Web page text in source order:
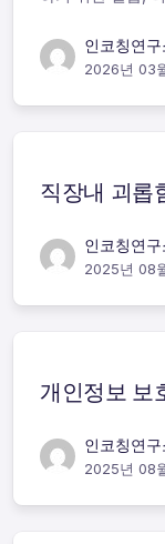
인코칭연
2026년 03
직장내 괴롭
인코칭연
2025년 08
개인정보 보
인코칭연
2025년 08